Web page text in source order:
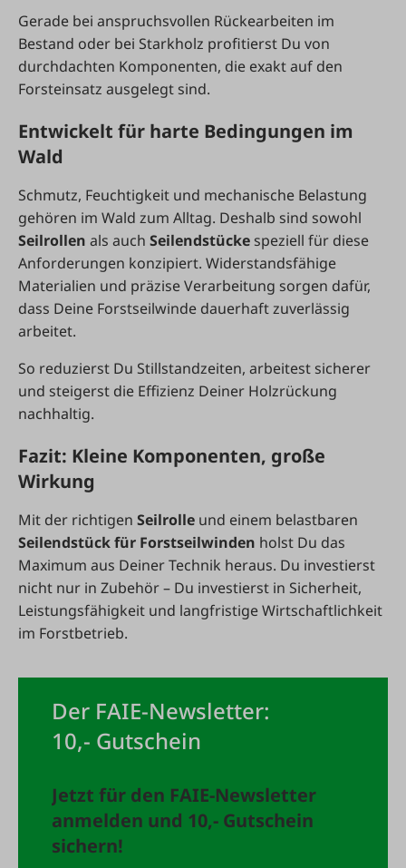
Gerade bei anspruchsvollen Rückearbeiten im
Bestand oder bei Starkholz profitierst Du von
durchdachten Komponenten, die exakt auf den
Forsteinsatz ausgelegt sind.
Entwickelt für harte Bedingungen im
Wald
Schmutz, Feuchtigkeit und mechanische Belastung
gehören im Wald zum Alltag. Deshalb sind sowohl
Seilrollen als auch Seilendstücke speziell für diese
Anforderungen konzipiert. Widerstandsfähige
Materialien und präzise Verarbeitung sorgen dafür,
dass Deine Forstseilwinde dauerhaft zuverlässig
arbeitet.
So reduzierst Du Stillstandzeiten, arbeitest sicherer
und steigerst die Effizienz Deiner Holzrückung
nachhaltig.
Fazit: Kleine Komponenten, große
Wirkung
Mit der richtigen Seilrolle und einem belastbaren
Seilendstück für Forstseilwinden holst Du das
Maximum aus Deiner Technik heraus. Du investierst
nicht nur in Zubehör – Du investierst in Sicherheit,
Leistungsfähigkeit und langfristige Wirtschaftlichkeit
im Forstbetrieb.
Der FAIE-Newsletter:
10,- Gutschein
Jetzt für den FAIE-Newsletter
anmelden und 10,- Gutschein
sichern!